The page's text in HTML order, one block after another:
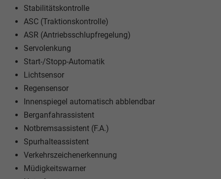
Stabilitätskontrolle
ASC (Traktionskontrolle)
ASR (Antriebsschlupfregelung)
Servolenkung
Start-/Stopp-Automatik
Lichtsensor
Regensensor
Innenspiegel automatisch abblendbar
Berganfahrassistent
Notbremsassistent (F.A.)
Spurhalteassistent
Verkehrszeichenerkennung
Müdigkeitswarner